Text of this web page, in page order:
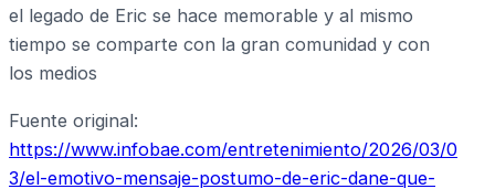
el legado de Eric se hace memorable y al mismo
tiempo se comparte con la gran comunidad y con
los medios
Fuente original:
https://www.infobae.com/entretenimiento/2026/03/0
3/el-emotivo-mensaje-postumo-de-eric-dane-que-